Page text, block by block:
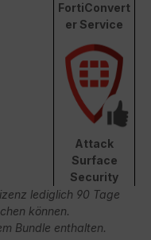
FortiConvert
er Service
Attack
Surface
Security
lediglich 90 Tage
können.
Bundle enthalten.